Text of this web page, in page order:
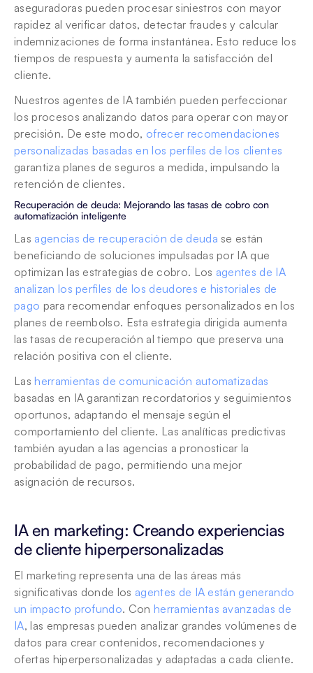
aseguradoras pueden procesar siniestros con mayor
rapidez al verificar datos, detectar fraudes y calcular
indemnizaciones de forma instantánea. Esto reduce los
tiempos de respuesta y aumenta la satisfacción del
cliente.
Nuestros agentes de IA también pueden perfeccionar
los procesos analizando datos para operar con mayor
precisión. De este modo, ofrecer recomendaciones
personalizadas basadas en los perfiles de los clientes
garantiza planes de seguros a medida, impulsando la
retención de clientes.
Recuperación de deuda: Mejorando las tasas de cobro con
automatización inteligente
Las agencias de recuperación de deuda se están
beneficiando de soluciones impulsadas por IA que
optimizan las estrategias de cobro. Los agentes de IA
analizan los perfiles de los deudores e historiales de
pago para recomendar enfoques personalizados en los
planes de reembolso. Esta estrategia dirigida aumenta
las tasas de recuperación al tiempo que preserva una
relación positiva con el cliente.
Las herramientas de comunicación automatizadas
basadas en IA garantizan recordatorios y seguimientos
oportunos, adaptando el mensaje según el
comportamiento del cliente. Las analíticas predictivas
también ayudan a las agencias a pronosticar la
probabilidad de pago, permitiendo una mejor
asignación de recursos.
IA en marketing: Creando experiencias
de cliente hiperpersonalizadas
El marketing representa una de las áreas más
significativas donde los agentes de IA están generando
un impacto profundo. Con herramientas avanzadas de
IA, las empresas pueden analizar grandes volúmenes de
datos para crear contenidos, recomendaciones y
ofertas hiperpersonalizadas y adaptadas a cada cliente.